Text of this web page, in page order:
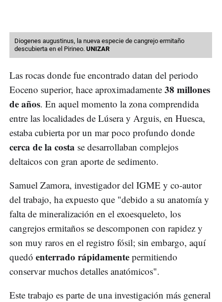
Diogenes augustinus, la nueva especie de cangrejo ermitaño
descubierta en el Pirineo. UNIZAR
Las rocas donde fue encontrado datan del periodo
Eoceno superior, hace aproximadamente 38 millones
de años. En aquel momento la zona comprendida
entre las localidades de Lúsera y Arguis, en Huesca,
estaba cubierta por un mar poco profundo donde
cerca de la costa se desarrollaban complejos
deltaicos con gran aporte de sedimento.
Samuel Zamora, investigador del IGME y co-autor
del trabajo, ha expuesto que "debido a su anatomía y
falta de mineralización en el exoesqueleto, los
cangrejos ermitaños se descomponen con rapidez y
son muy raros en el registro fósil; sin embargo, aquí
quedó enterrado rápidamente permitiendo
conservar muchos detalles anatómicos".
Este trabajo es parte de una investigación más general